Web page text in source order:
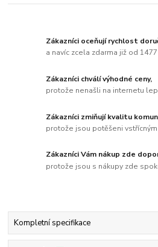
Zákazníci oceňují rychlost
a navíc zcela zdarma již od 1477
Zákazníci chválí výhodné ceny,
protože nenašli na internetu
Zákazníci zmiňují kvalitu
protože jsou potěšeni
Zákazníci Vám nákup zde
protože jsou s nákupy zde
Kompletní specifikace